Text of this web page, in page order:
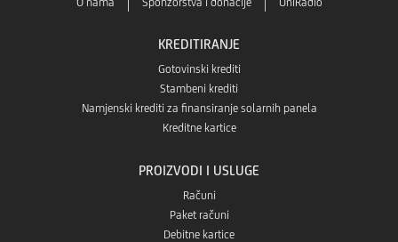
KREDITIRANJE
Gotovinski krediti
Stambeni krediti
Namjenski krediti za finansiranje solarnih panela
Kreditne kartice
PROIZVODI I USLUGE
Računi
Paket računi
Debitne kartice